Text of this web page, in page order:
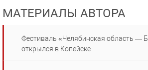
МАТЕРИАЛЫ АВТОРА
Фестиваль «Челябинская область —
открылся в Копейске